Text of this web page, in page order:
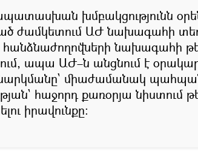
խմբակցությունն
ժամկետում ԱԺ նախագահի
նախագահի
ապա ԱԺ–ն անցնում է
միաժամանակ
հաջորդ քառօրյա նիստում
իրավունքը։